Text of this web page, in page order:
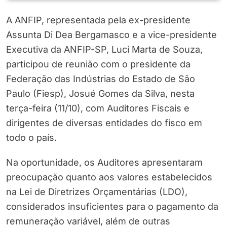
A ANFIP, representada pela ex-presidente
Assunta Di Dea Bergamasco e a vice-presidente
Executiva da ANFIP-SP, Luci Marta de Souza,
participou de reunião com o presidente da
Federação das Indústrias do Estado de São
Paulo (Fiesp), Josué Gomes da Silva, nesta
terça-feira (11/10), com Auditores Fiscais e
dirigentes de diversas entidades do fisco em
todo o país.
Na oportunidade, os Auditores apresentaram
preocupação quanto aos valores estabelecidos
na Lei de Diretrizes Orçamentárias (LDO),
considerados insuficientes para o pagamento da
remuneração variável, além de outras